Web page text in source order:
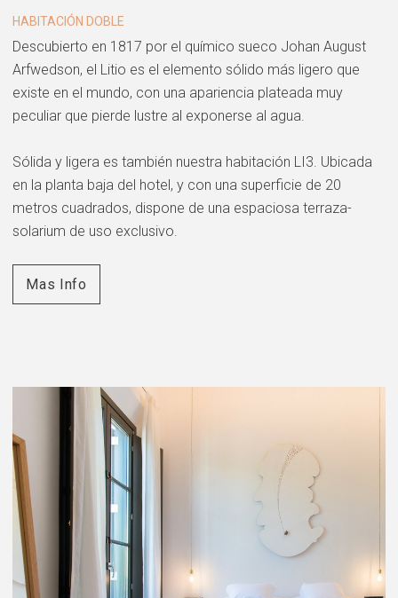
HABITACIÓN DOBLE
Descubierto en 1817 por el químico sueco Johan August
Arfwedson, el Litio es el elemento sólido más ligero que
existe en el mundo, con una apariencia plateada muy
peculiar que pierde lustre al exponerse al agua.
Sólida y ligera es también nuestra habitación LI3. Ubicada
en la planta baja del hotel, y con una superficie de 20
metros cuadrados, dispone de una espaciosa terraza-
solarium de uso exclusivo.
Mas Info